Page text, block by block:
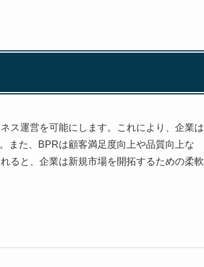
ス運営を可能にします。これにより、企業は
また、BPRは顧客満足度向上や品質向上な
ると、企業は新規市場を開拓するための柔軟